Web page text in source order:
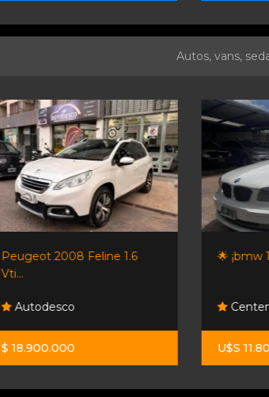
Autos, vans,
Peugeot 2008 Feline 1.6
Vti...
Autodesco
$ 18.900.000
🌟 ¡bmw
U$S